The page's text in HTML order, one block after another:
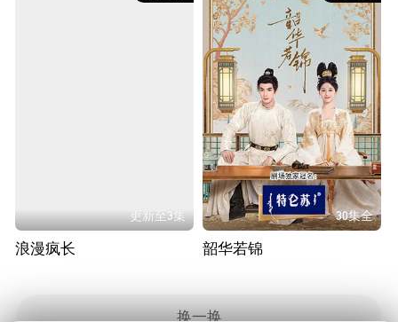
更新至3集
浪漫疯长
30集全
韶华若锦
换一换